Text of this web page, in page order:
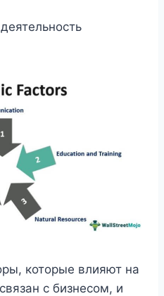
которые влияют на
с бизнесом, и